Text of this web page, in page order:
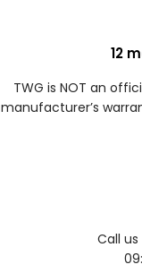
12
TWG is NOT an
manufacturer’s
Call